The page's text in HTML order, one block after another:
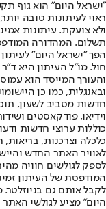
"ישראל היום" הוא גוף
ראוי לעיתונות טובה
ולא צועקת. עיתונות
הפך "ישראל היום"
חול. מו"ל העיתון היא
והעורך המייסד הוא
חדשות מסביב לשעון,
וידיאו, פודקאסטים
כוללות ערוצי חדשות
לאוויר האתר החדש
לספק לגולשים חוויה
המודפסת של העיתון
לקבל אותם גם
היום" מציע לגולשי